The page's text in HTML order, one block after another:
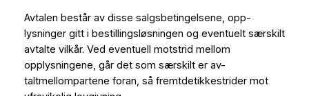
Avtalen består av disse salgsbetingelsene, opp-
lysninger gitt i bestillingsløsningen og eventuelt særskilt
avtalte vilkår. Ved eventuell motstrid mellom
opplysningene, går det som særskilt er av-
taltmellompartene foran, så fremtdetikkestrider mot